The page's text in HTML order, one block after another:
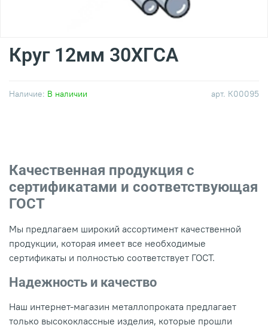
арт. К00095
Наличие: В наличии
Круг 12мм 30ХГСА
Качественная продукция с
сертификатами и соответствующая
ГОСТ
Мы предлагаем широкий ассортимент качественной
продукции, которая имеет все необходимые
сертификаты и полностью соответствует ГОСТ.
Надежность и качество
Наш интернет-магазин металлопроката предлагает
только высококлассные изделия, которые прошли